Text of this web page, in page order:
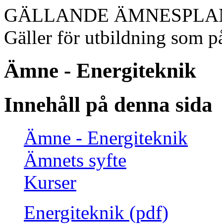
GÄLLANDE
Gäller för utbildning som
Ämne - Energiteknik
Innehåll på denna sida
Ämne - Energiteknik
Ämnets syfte
Kurser
Energiteknik (pdf)